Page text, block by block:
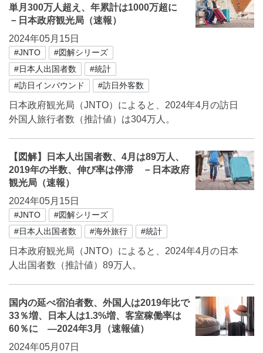
単月300万人超え、年累計は1000万超に
－日本政府観光局（速報）
2024年05月15日
#JNTO
#図解シリーズ
#日本人出国者数
#統計
#訪日インバウンド
#訪日外客数
日本政府観光局（JNTO）によると、2024年4月の訪日
外国人旅行者数（推計値）は304万人。
【図解】日本人出国者数、4月は89万人、
2019年の半数、伸び率は停滞 －日本政府
観光局（速報）
2024年05月15日
#JNTO
#図解シリーズ
#日本人出国者数
#海外旅行 #統計
日本政府観光局（JNTO）によると、2024年4月の日本
人出国者数（推計値）89万人。
国内の延べ宿泊者数、外国人は2019年比で
33％増、日本人は1.3%増、客室稼働率は
60％に ―2024年3月（速報値）
2024年05月07日